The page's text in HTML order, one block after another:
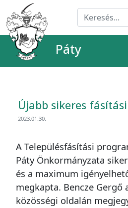
Páty
Újabb sikeres
2023.01.30.
A Településfásítási
Páty Önkormányzata
és a maximum
megkapta. Bencze
közösségi oldalán